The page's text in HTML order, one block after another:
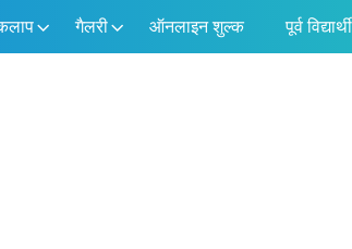
गैलरी ऑनलाइन शुल्क पूर्व विद्यार्थी